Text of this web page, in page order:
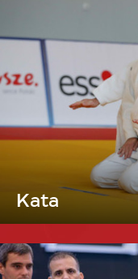
Kata